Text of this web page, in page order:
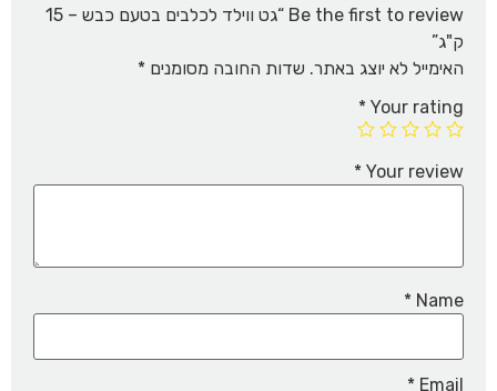
Be the first to review “גט ווילד לכלבים בטעם כבש – 15
ק"ג”
האימייל לא יוצג באתר. שדות החובה מסומנים *
Your rating
*
Your review
*
Name
*
Email
*